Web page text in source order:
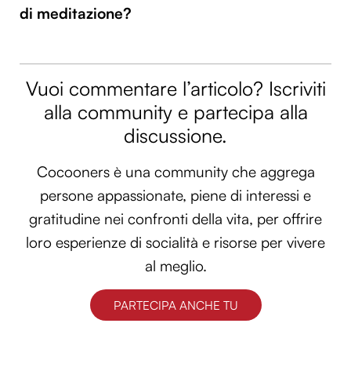
di meditazione?
Vuoi commentare l’articolo? Iscriviti
alla community e partecipa alla
discussione.
Cocooners è una community che aggrega
persone appassionate, piene di interessi e
gratitudine nei confronti della vita, per offrire
loro esperienze di socialità e risorse per vivere
al meglio.
PARTECIPA ANCHE TU